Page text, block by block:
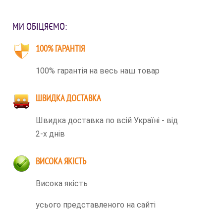
МИ ОБІЦЯЄМО:
100% ГАРАНТІЯ
100% гарантія на весь наш товар
ШВИДКА ДОСТАВКА
Швидка доставка по всій Україні - від
2-х днів
ВИСОКА ЯКІСТЬ
Висока якість
усього представленого на сайті